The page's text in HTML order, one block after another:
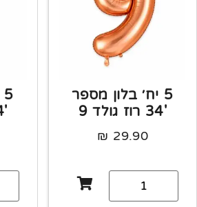
5 יח׳ בלון מספר
'34 רוז גולד 9
29.90
₪
'34 רוז גולד 8